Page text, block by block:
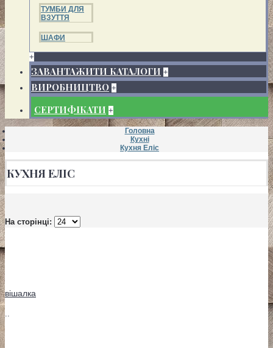
ТУМБИ ДЛЯ
ВЗУТТЯ
ШАФИ
+
ЗАВАНТАЖИТИ КАТАЛОГИ +
ВИРОБНИЦТВО +
СЕРТИФІКАТИ +
Головна
Кухні
Кухня Еліс
КУХНЯ ЕЛІС
На сторінці:
вішалка